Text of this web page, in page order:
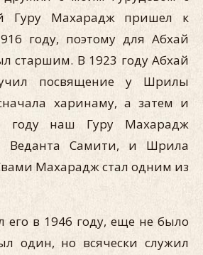
Гуру Махарадж пришел к
году, поэтому для Абхай
старшим. В 1923 году Абхай
посвящение у Шрилы
харинаму, а затем и
году наш Гуру Махарадж
Веданта Самити, и Шрила
Махарадж стал одним из
его в 1946 году, еще не было
один, но всячески служил